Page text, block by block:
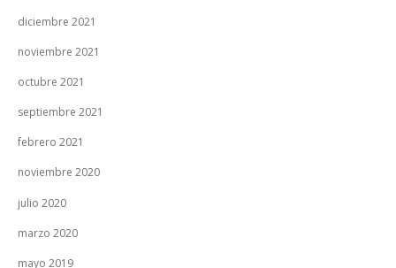
diciembre 2021
noviembre 2021
octubre 2021
septiembre 2021
febrero 2021
noviembre 2020
julio 2020
marzo 2020
mayo 2019